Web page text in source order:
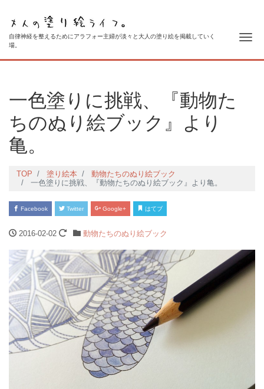
自律神経を整えるためにアラフォー主婦が淡々と大人の塗り絵を掲載していく
場。
ナ
一色塗りに挑戦、『動物た
ちのぬり絵ブック』より
亀。
TOP 塗り絵本
動物たちのぬり絵ブック
一色塗りに挑戦、『動物たちのぬり絵ブック』より亀。
Facebook Twitter Google+ はてブ
2016-02-02 動物たちのぬり絵ブック